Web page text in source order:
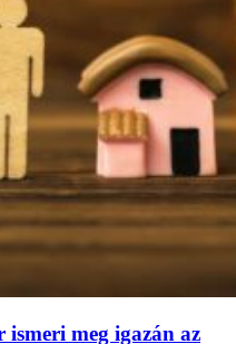
meg igazán az